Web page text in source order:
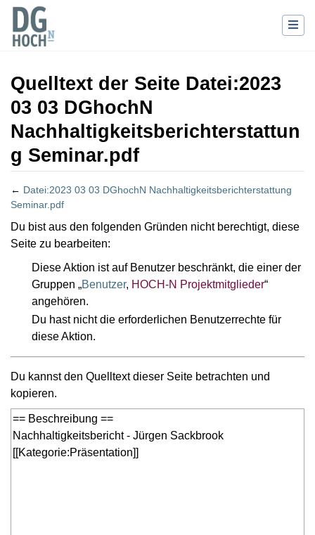
Quelltext der Seite Datei:2023
03 03 DGhochN
Nachhaltigkeitsberichterstattun
g Seminar.pdf
← Datei:2023 03 03 DGhochN Nachhaltigkeitsberichterstattung
Seminar.pdf
Wechseln zu: Navigation Suche
Du bist aus den folgenden Gründen nicht berechtigt, diese
Seite zu bearbeiten:
Diese Aktion ist auf Benutzer beschränkt, die einer der
Gruppen „Benutzer, HOCH-N Projektmitglieder“
angehören.
Du hast nicht die erforderlichen Benutzerrechte für
diese Aktion.
Du kannst den Quelltext dieser Seite betrachten und
kopieren.